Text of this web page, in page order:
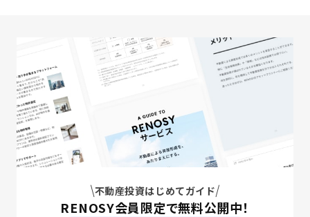
不動産投資はじめてガイド
RENOSY会員限定で無料公開中！